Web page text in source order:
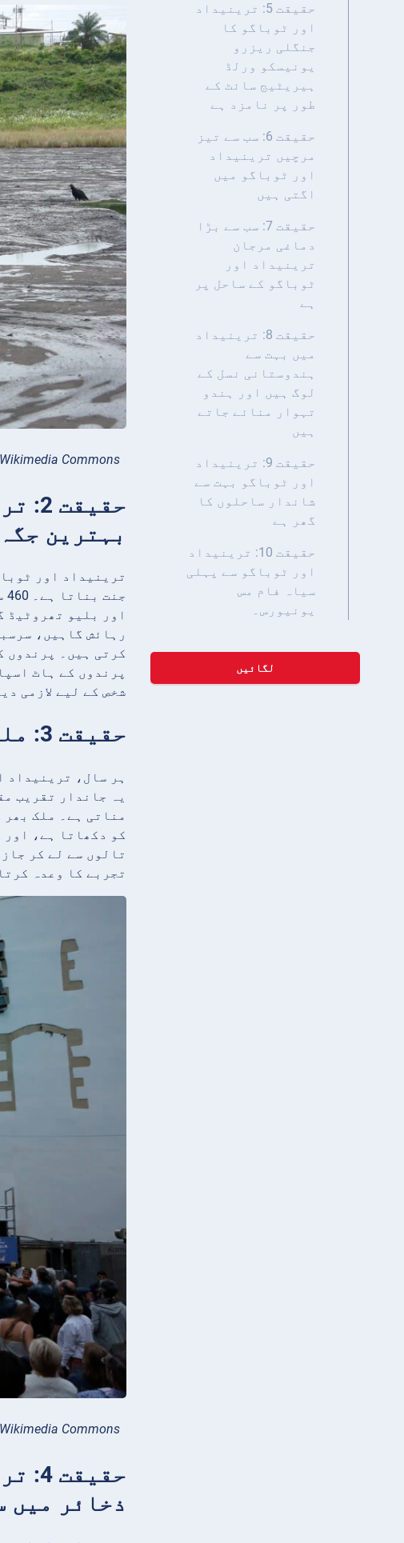
حقیقت 5: ترینیداد
اور ٹوباگو کا
جنگلی ریزرو
یونیسکو ورلڈ
ہیریٹیج سائٹ کے
طور پر نامزد ہے
حقیقت 6: سب سے تیز
مرچیں ترینیداد
اور ٹوباگو میں
اگتی ہیں
حقیقت 7: سب سے بڑا
دماغی مرجان
ترینیداد اور
ٹوباگو کے ساحل پر
ہے
حقیقت 8: ترینیداد
میں بہت سے
ہندوستانی نسل کے
لوگ ہیں اور ہندو
تہوار منائے جاتے
ہیں
حقیقت 9: ترینیداد
اور ٹوباگو بہت سے
شاندار ساحلوں کا
گھر ہے
حقیقت 10: ترینیداد
اور ٹوباگو سے پہلی
سیاہ فام مس
یونیورس۔
لگائیں
Commons
بہترین
ترینیداد اور
اور بلیو تھروٹیڈ
رہائش گاہیں،
کرتی ہیں۔ پرندوں
پرندوں کے ہاٹ
شخص کے لیے لازمی
حقیقت 3: ملک میں ایک بڑا جاز فیسٹیول ہے
ہر سال، ترینیداد
یہ جاندار تقریب
مناتی ہے۔ ملک
کو دکھاتا ہے،
تالوں سے لے کر
تجربے کا وعدہ کرتا
Commons
ذخائر میں